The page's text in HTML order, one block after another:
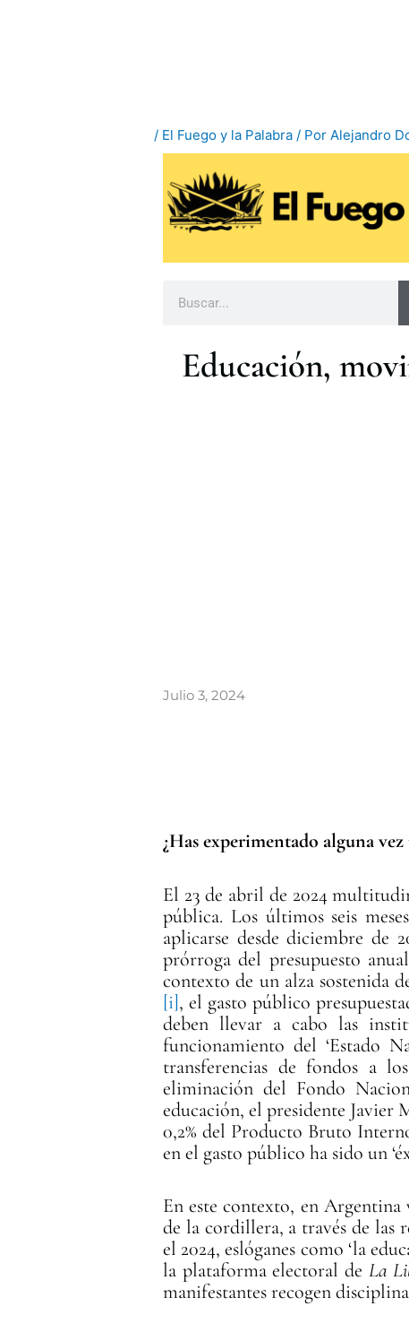
/ El Fuego y la Palabra / PorAlejandro
Educación,
Julio 3, 2024
¿Has experimentado alguna
El 23 de abril de 2024
pública. Los últimos seis
aplicarse desde diciembre de
prórroga del presupuesto
contexto de un alza sostenida
[i], el gasto público
deben llevar a cabo las
funcionamiento del ‘Estado
transferencias de fondos a
eliminación del Fondo
educación, el presidente Javier
0,2% del Producto Bruto
en el gasto público ha sido un
En este contexto, en Argentina
de la cordillera, a través de las
el 2024, eslóganes como ‘la
la plataforma electoral de La
manifestantes recogen